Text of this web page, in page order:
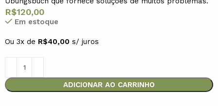
R$120,00
Em estoque
Ou 3x de R$40,00 s/ juros
ADICIONAR AO CARRINHO